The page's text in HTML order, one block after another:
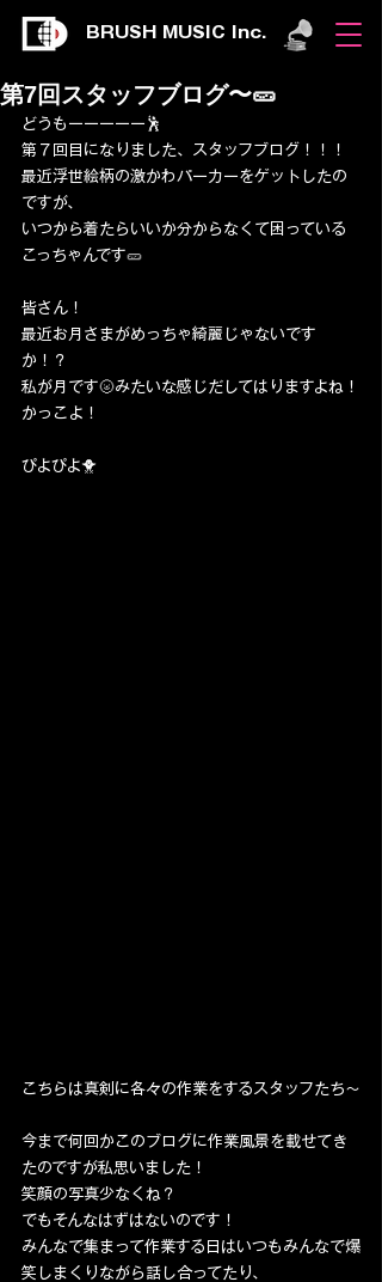
BRUSH MUSIC Inc.
第7回スタッフブログ〜🥒
どうもーーーーー🕺
第７回目になりました、スタッフブログ！！！
最近浮世絵柄の激かわパーカーをゲットしたの
ですが、
いつから着たらいいか分からなくて困っている
こっちゃんです🥒
皆さん！
最近お月さまがめっちゃ綺麗じゃないです
か！？
私が月です🌝みたいな感じだしてはりますよね！
かっこよ！
ぴよぴよ🐥
こちらは真剣に各々の作業をするスタッフたち〜
今まで何回かこのブログに作業風景を載せてき
たのですが私思いました！
笑顔の写真少なくね？
でもそんなはずはないのです！
みんなで集まって作業する日はいつもみんなで爆
笑しまくりながら話し合ってたり、